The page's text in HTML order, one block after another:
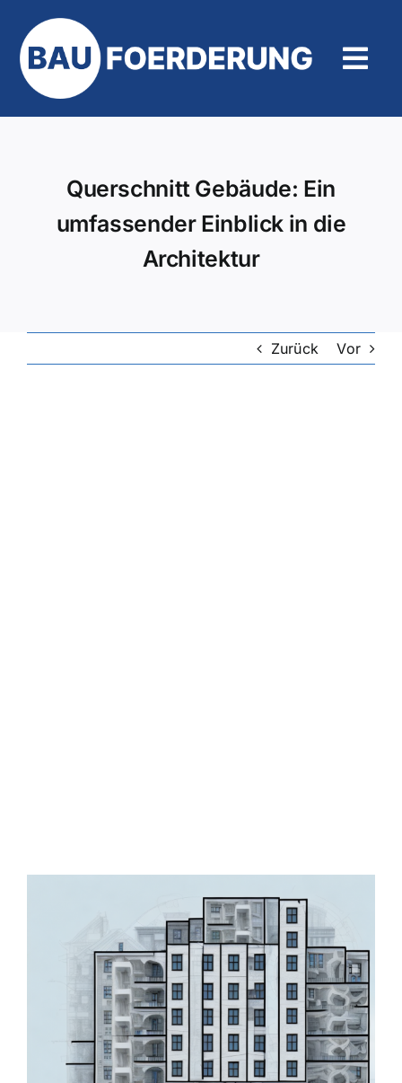
Inhalt
springen
Querschnitt Gebäude: Ein
umfassender Einblick in die
Architektur
Zurück Vor